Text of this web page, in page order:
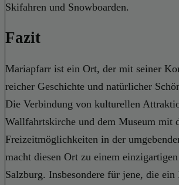
Skifahren und Snowboarden.
Fazit
Mariapfarr ist ein Ort, der mit seiner
reicher Geschichte und natürlicher
Die Verbindung von kulturellen
Wallfahrtskirche und dem Museum mit
Freizeitmöglichkeiten in der
macht diesen Ort zu einem
Salzburg. Insbesondere für jene, die ein